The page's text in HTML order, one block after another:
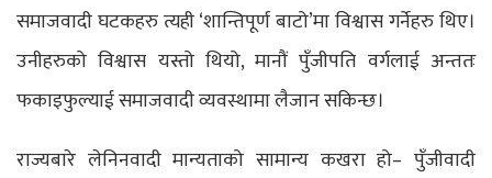
समाजवादी घटकहरु त्यही ‘शान्तिपूर्ण बाटो’मा विश्वास गर्नेहरु थिए।
उनीहरुको विश्वास यस्तो थियो, मानौं पुँजीपति वर्गलाई अन्ततः
फकाइफुल्याई समाजवादी व्यवस्थामा लैजान सकिन्छ।
राज्यबारे लेनिनवादी मान्यताको सामान्य कखरा हो– पुँजीवादी